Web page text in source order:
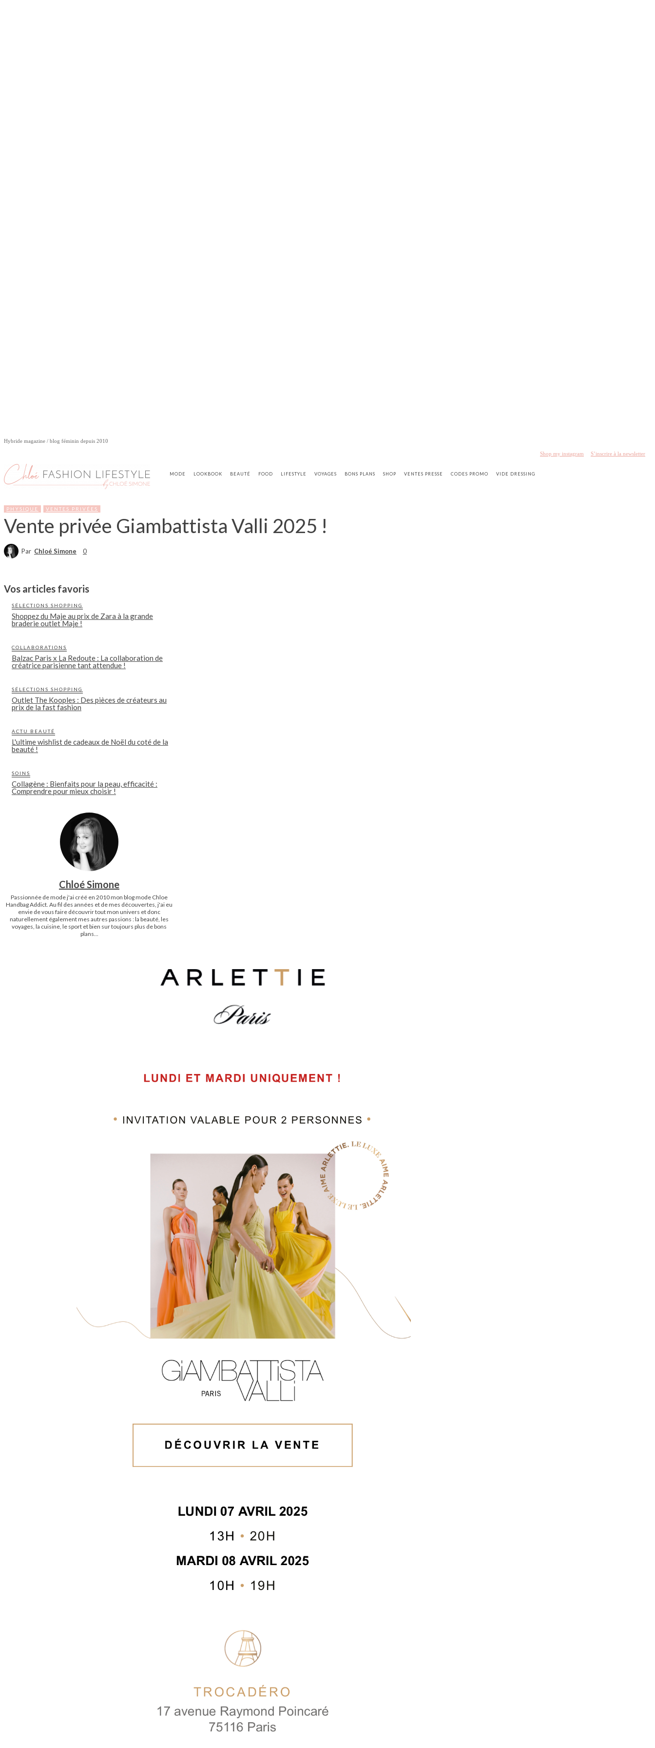
Hybride magazine / blog féminin depuis 2010
Shop my instagram S’inscrire à la newsletter
MODE LOOKBOOK BEAUTÉ FOOD LIFESTYLE VOYAGES BONS PLANS SHOP VENTES PRESSE CODES PROMO VIDE DRESSING
PHYSIQUE VENTES PRIVÉES
Vente privée Giambattista Valli 2025 !
Par Chloé Simone 0
Vos articles favoris
SÉLECTIONS SHOPPING
Shoppez du Maje au prix de Zara à la grande
braderie outlet Maje !
COLLABORATIONS
Balzac Paris x La Redoute : La collaboration de
créatrice parisienne tant attendue !
SÉLECTIONS SHOPPING
Outlet The Kooples : Des pièces de créateurs au
prix de la fast fashion
ACTU BEAUTÉ
L'ultime wishlist de cadeaux de Noël du coté de la
beauté !
SOINS
Collagène : Bienfaits pour la peau, efficacité :
Comprendre pour mieux choisir !
Chloé Simone
Passionnée de mode j'ai créé en 2010 mon blog mode Chloe
Handbag Addict. Au fil des années et de mes découvertes, j'ai eu
envie de vous faire découvrir tout mon univers et donc
naturellement également mes autres passions : la beauté, les
voyages, la cuisine, le sport et bien sur toujours plus de bons
plans...